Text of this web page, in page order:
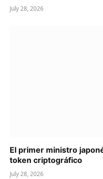
July 28, 2026
El primer ministro
token criptográfico
July 28, 2026